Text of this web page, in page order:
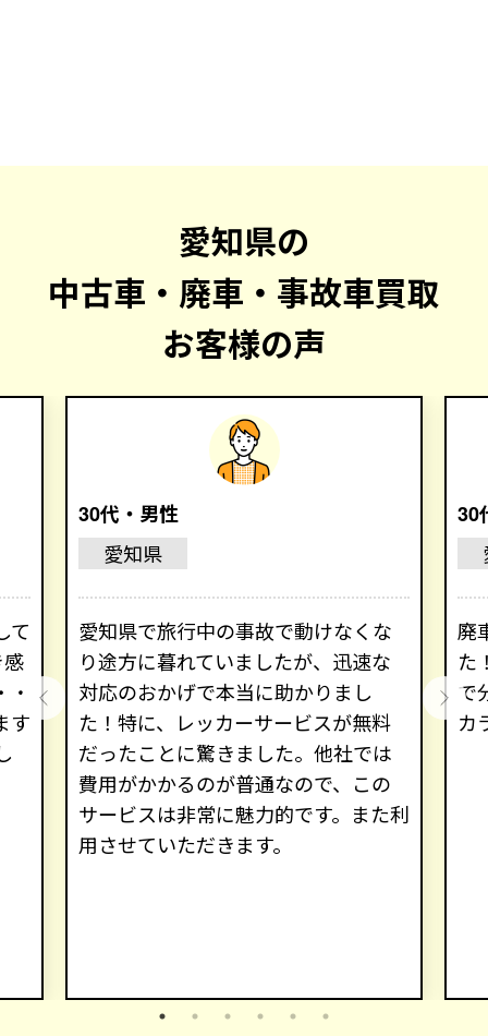
愛知県の
中古車・廃車・事故車買取
お客様の声
て
す
30代・男性
愛知県
愛知県で旅行中の事故で動けなくな
り途方に暮れていましたが、迅速な
対応のおかげで本当に助かりまし
た！特に、レッカーサービスが無料
だったことに驚きました。他社では
費用がかかるのが普通なので、この
サービスは非常に魅力的です。また利
用させていただきます。
30
廃
た
で
カ